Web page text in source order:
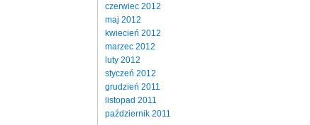
czerwiec 2012
maj 2012
kwiecień 2012
marzec 2012
luty 2012
styczeń 2012
grudzień 2011
listopad 2011
październik 2011